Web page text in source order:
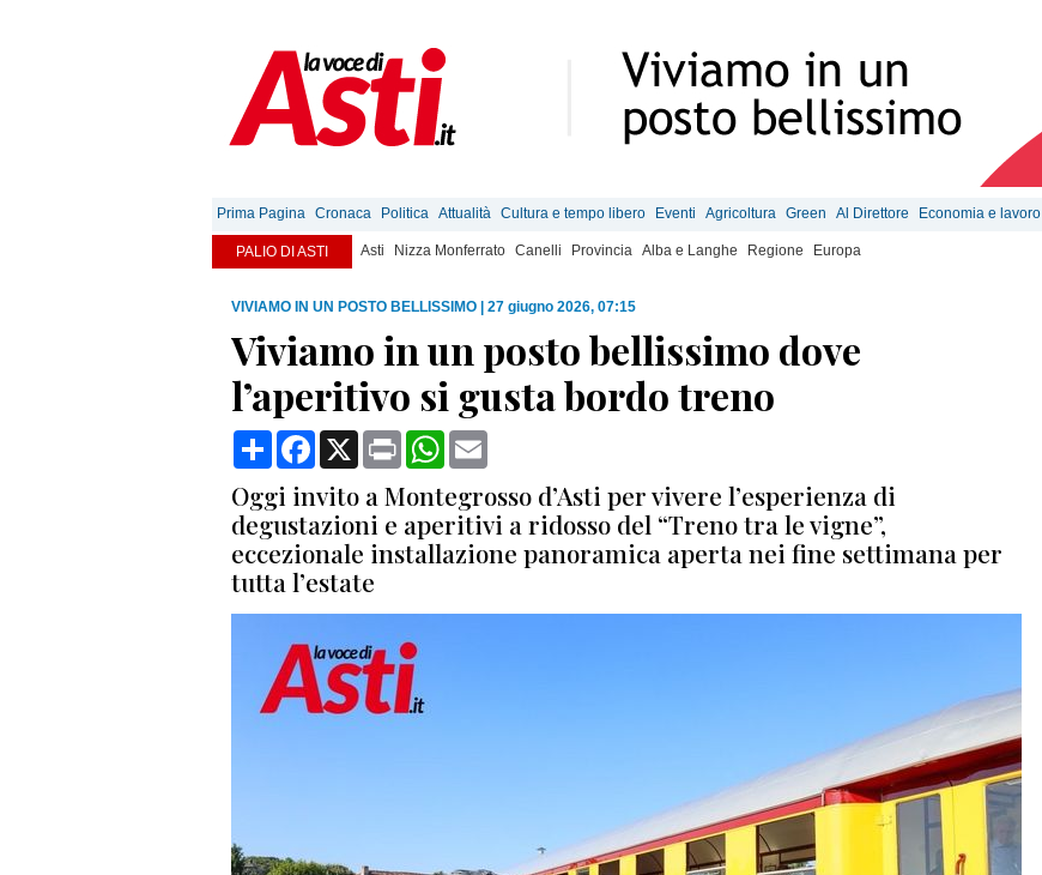
Prima Pagina Cronaca Politica Attualità Cultura e tempo libero Eventi Agricoltura Green Al Direttore Economia e lavoro
PALIO DI ASTI Asti Nizza Monferrato Canelli Provincia Alba e Langhe Regione Europa
VIVIAMO IN UN POSTO BELLISSIMO 27 giugno 2026, 07:15
Viviamo in un posto bellissimo dove
l’aperitivo si gusta bordo treno
CondividiFacebook
X Print WhatsApp
Oggi invito a Montegrosso d’Asti per vivere l’esperienza di
degustazioni e aperitivi a ridosso del “Treno tra le vigne”,
eccezionale installazione panoramica aperta nei fine settimana per
tutta l’estate